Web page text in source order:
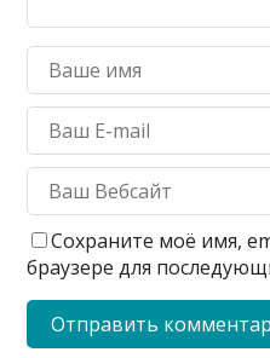
Сохраните моё имя,
браузере для